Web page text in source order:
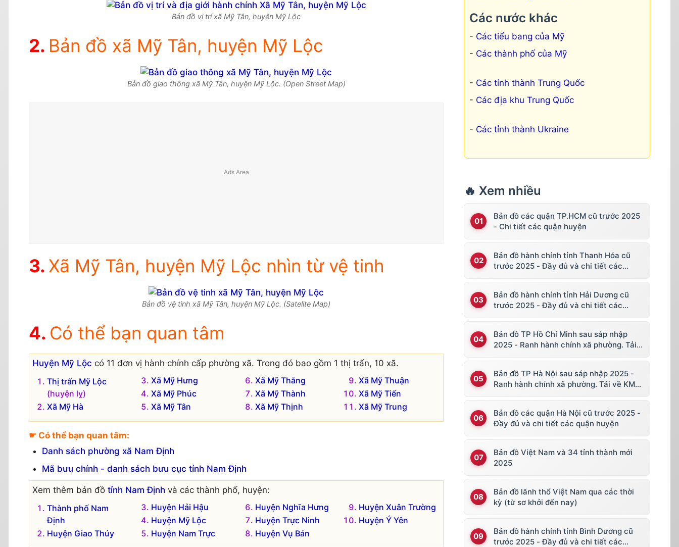
Bản đồ vị trí xã Mỹ Tân, huyện Mỹ Lộc
Bản đồ xã Mỹ Tân, huyện Mỹ Lộc
Bản đồ giao thông xã Mỹ Tân, huyện Mỹ Lộc. (Open Street Map)
Xã Mỹ Tân, huyện Mỹ Lộc nhìn từ vệ tinh
Bản đồ vệ tinh xã Mỹ Tân, huyện Mỹ Lộc. (Satelite Map)
Có thể bạn quan tâm
Huyện Mỹ Lộc có 11 đơn vị hành chính cấp phường xã. Trong đó bao gồm 1 thị trấn, 10 xã.
Thị trấn Mỹ Lộc
(huyện lỵ)
Xã Mỹ Hà
Xã Mỹ Hưng
Xã Mỹ Phúc
Xã Mỹ Tân
Xã Mỹ Thắng
Xã Mỹ Thành
Xã Mỹ Thịnh
Xã Mỹ Thuận
Xã Mỹ Tiến
Xã Mỹ Trung
☛ Có thể bạn quan tâm:
Danh sách phường xã Nam Định
Mã bưu chính - danh sách bưu cục tỉnh Nam Định
Xem thêm bản đồ tỉnh Nam Định và các thành phố, huyện:
Thành phố Nam
Định
Huyện Giao Thủy
Huyện Hải Hậu
Huyện Mỹ Lộc
Huyện Nam Trực
Huyện Nghĩa Hưng
Huyện Trực Ninh
Huyện Vụ Bản
Huyện Xuân Trường
Huyện Ý Yên
Các nước khác
Các tiểu bang của Mỹ
Các thành phố của Mỹ
Các tỉnh thành Trung Quốc
Các địa khu Trung Quốc
Các tỉnh thành Ukraine
🔥 Xem nhiều
Bản đồ các quận TP.HCM cũ trước 2025
- Chi tiết các quận huyện
Bản đồ hành chính tỉnh Thanh Hóa cũ
trước 2025 - Đầy đủ và chi tiết các
Bản đồ hành chính tỉnh Hải Dương cũ
trước 2025 - Đầy đủ và chi tiết các
Bản đồ TP Hồ Chí Minh sau sáp nhập
2025 - Ranh hành chính xã phường. Tải
Bản đồ TP Hà Nội sau sáp nhập 2025 -
Ranh hành chính xã phường. Tải về KML,
Bản đồ các quận Hà Nội cũ trước 2025 -
Đầy đủ và chi tiết các quận huyện
Bản đồ Việt Nam và 34 tỉnh thành mới
2025
Bản đồ lãnh thổ Việt Nam qua các thời
kỳ (từ sơ khởi đến nay)
Bản đồ hành chính tỉnh Bình Dương cũ
trước 2025 - Đầy đủ và chi tiết các